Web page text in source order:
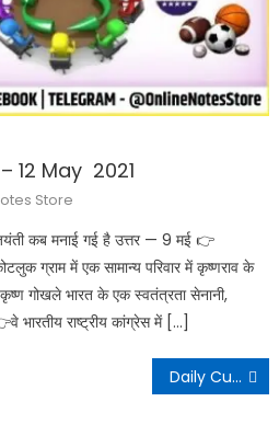
12 May 2021
Store
कब मनाई गई है उत्तर — 9 मई 👉
ग्राम में एक सामान्य परिवार में कृष्णराव के
गोखले भारत के एक स्वतंत्रता सेनानी,
भारतीय राष्ट्रीय कांग्रेस में […]
Daily Current Affairs – 09 October 2021